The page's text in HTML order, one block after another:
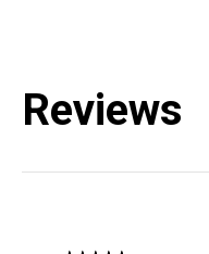
Reviews